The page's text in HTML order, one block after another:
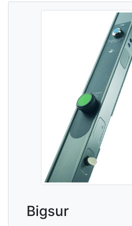
Bigsur